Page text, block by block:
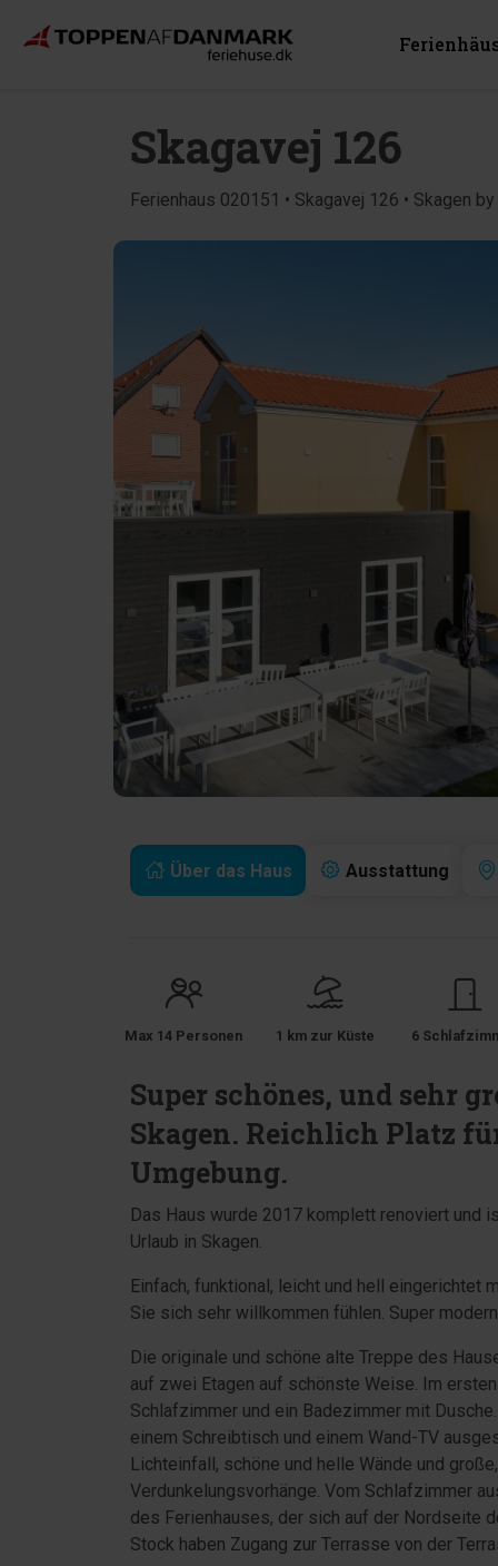
Skagavej 126
Ferienhaus 020151 • Skagavej 126 • Skagen by
Über das Haus Ausstattung
Max 14 Personen 1 km zur Küste 6
Super schönes, und sehr
Skagen. Reichlich Platz
Umgebung.
Das Haus wurde 2017 komplett renoviert und
Urlaub in Skagen.
Einfach, funktional, leicht und hell eingerichtet
Sie sich sehr willkommen fühlen. Super
Die originale und schöne alte Treppe des
auf zwei Etagen auf schönste Weise. Im
Schlafzimmer und ein Badezimmer mit
einem Schreibtisch und einem Wand-TV
Lichteinfall, schöne und helle Wände und
Verdunkelungsvorhänge. Vom Schlafzimmer
des Ferienhauses, der sich auf der Nordseite
Stock haben Zugang zur Terrasse von der